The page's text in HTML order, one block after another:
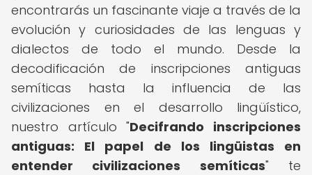
encontrarás un fascinante viaje a través de la
evolución y curiosidades de las lenguas y
dialectos de todo el mundo. Desde la
decodificación de inscripciones antiguas
semíticas hasta la influencia de las
civilizaciones en el desarrollo lingüístico,
nuestro artículo "Decifrando inscripciones
antiguas: El papel de los lingüistas en
entender civilizaciones semíticas" te